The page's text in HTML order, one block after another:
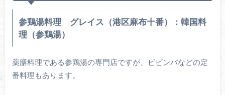
参鶏湯料理 グレイス（港区麻布十番）：韓国料
理（参鶏湯）
薬膳料理である参鶏湯の専門店ですが、ビビンバなどの定
番料理もあります。